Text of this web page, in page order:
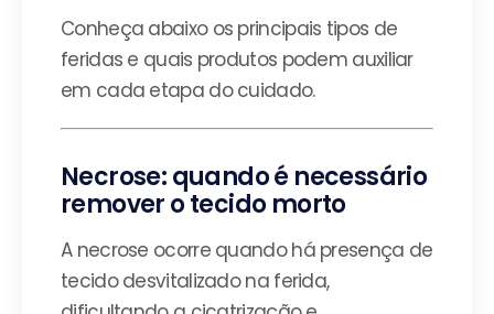
Conheça abaixo os principais tipos de
feridas e quais produtos podem auxiliar
em cada etapa do cuidado.
Necrose: quando é necessário
remover o tecido morto
A necrose ocorre quando há presença de
tecido desvitalizado na ferida,